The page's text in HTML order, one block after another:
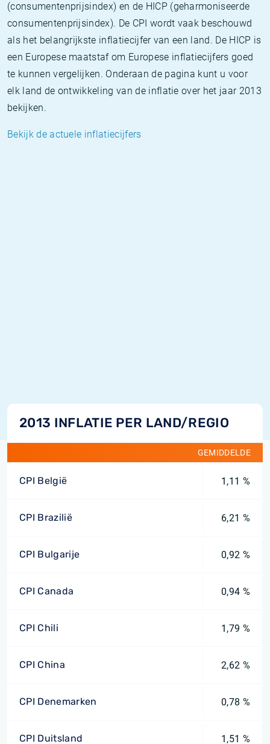
(consumentenprijsindex) en de HICP (geharmoniseerde
consumentenprijsindex). De CPI wordt vaak beschouwd
als het belangrijkste inflatiecijfer van een land. De HICP is
een Europese maatstaf om Europese inflatiecijfers goed
te kunnen vergelijken. Onderaan de pagina kunt u voor
elk land de ontwikkeling van de inflatie over het jaar 2013
bekijken.
Bekijk de actuele inflatiecijfers
2013 INFLATIE PER LAND/REGIO
GEMIDDELDE
CPI België 1,11 %
CPI Brazilië 6,21 %
CPI Bulgarije 0,92 %
CPI Canada 0,94 %
CPI Chili 1,79 %
CPI China 2,62 %
CPI Denemarken 0,78 %
CPI Duitsland 1,51 %